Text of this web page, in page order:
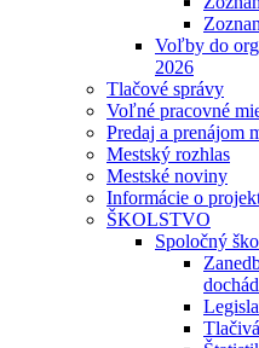
Voľby do
2026
Tlačové správy
Voľné pracovné
Predaj a prenájom
Mestský rozhlas
Mestské noviny
Informácie o
ŠKOLSTVO
Spoločný